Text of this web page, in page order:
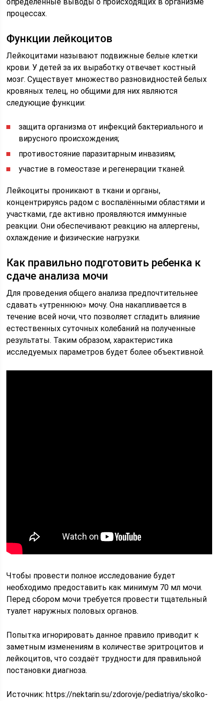
процессах.
Функции лейкоцитов
Лейкоцитами называют подвижные белые клетки
крови. У детей за их выработку отвечает костный
мозг. Существует множество разновидностей белых
кровяных телец, но общими для них являются
следующие функции:
защита организма от инфекций бактериального и
вирусного происхождения;
противостояние паразитарным инвазиям;
участие в гомеостазе и регенерации тканей.
Лейкоциты проникают в ткани и органы,
концентрируясь радом с воспалёнными областями и
участками, где активно проявляются иммунные
реакции. Они обеспечивают реакцию на аллергены,
охлаждение и физические нагрузки.
Как правильно подготовить ребенка к
сдаче анализа мочи
Для проведения общего анализа предпочтительнее
сдавать «утреннюю» мочу. Она накапливается в
течение всей ночи, что позволяет сгладить влияние
естественных суточных колебаний на полученные
результаты. Таким образом, характеристика
исследуемых параметров будет более объективной.
Чтобы провести полное исследование будет
необходимо предоставить как минимум 70 мл мочи.
Перед сбором мочи требуется провести тщательный
туалет наружных половых органов.
Попытка игнорировать данное правило приводит к
заметным изменениям в количестве эритроцитов и
лейкоцитов, что создаёт трудности для правильной
постановки диагноза.
Источник: https://nektarin.su/zdorovje/pediatriya/skolko-